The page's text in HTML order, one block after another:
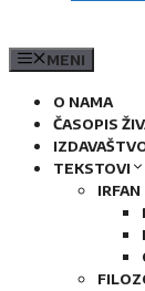
MENI
O NAMA
ČASOPIS
TEKSTOVI
IRFAN